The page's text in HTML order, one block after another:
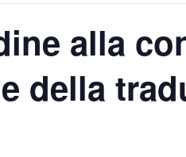
alla
della